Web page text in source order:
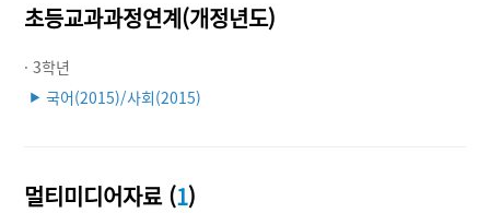
초등교과과정연계(개정년도)
· 3학년
▶ 국어(2015)/사회(2015)
멀티미디어자료 (1)